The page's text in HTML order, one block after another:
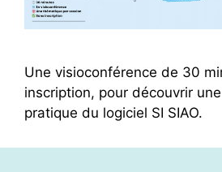
Une visioconférence de 30
inscription, pour découvrir
pratique du logiciel SI SIAO.